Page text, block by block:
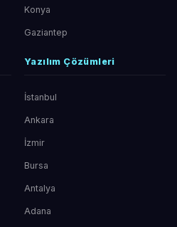
Konya
Gaziantep
Yazılım Çözümleri
İstanbul
Ankara
İzmir
Bursa
Antalya
Adana